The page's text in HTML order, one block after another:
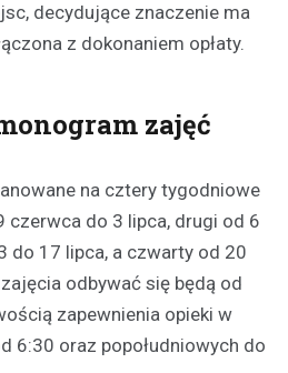
decydujące znaczenie ma
z dokonaniem opłaty.
zajęć
na cztery tygodniowe
czerwca do 3 lipca, drugi od 6
do 17 lipca, a czwarty od 20
odbywać się będą od
zapewnienia opieki w
6:30 oraz popołudniowych do